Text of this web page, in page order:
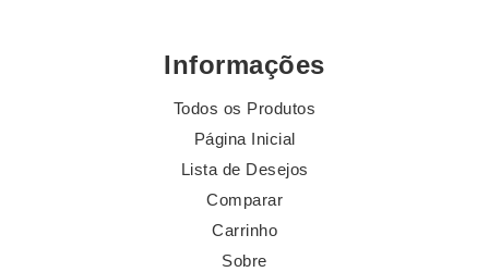
Informações
Todos os Produtos
Página Inicial
Lista de Desejos
Comparar
Carrinho
Sobre